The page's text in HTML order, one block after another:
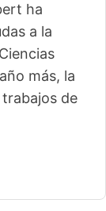
ha
a la
más, la
de